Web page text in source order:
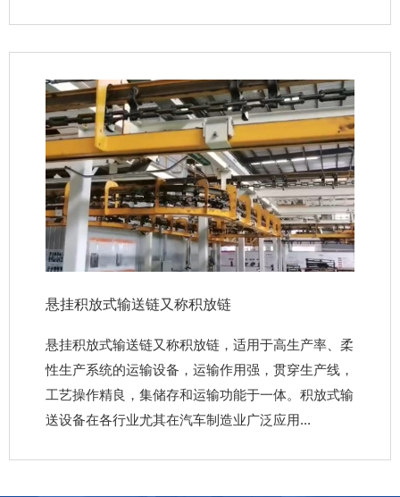
悬挂积放式输送链又称积放链
悬挂积放式输送链又称积放链，适用于高生产率、柔
性生产系统的运输设备，运输作用强，贯穿生产线，
工艺操作精良，集储存和运输功能于一体。积放式输
送设备在各行业尤其在汽车制造业广泛应用...